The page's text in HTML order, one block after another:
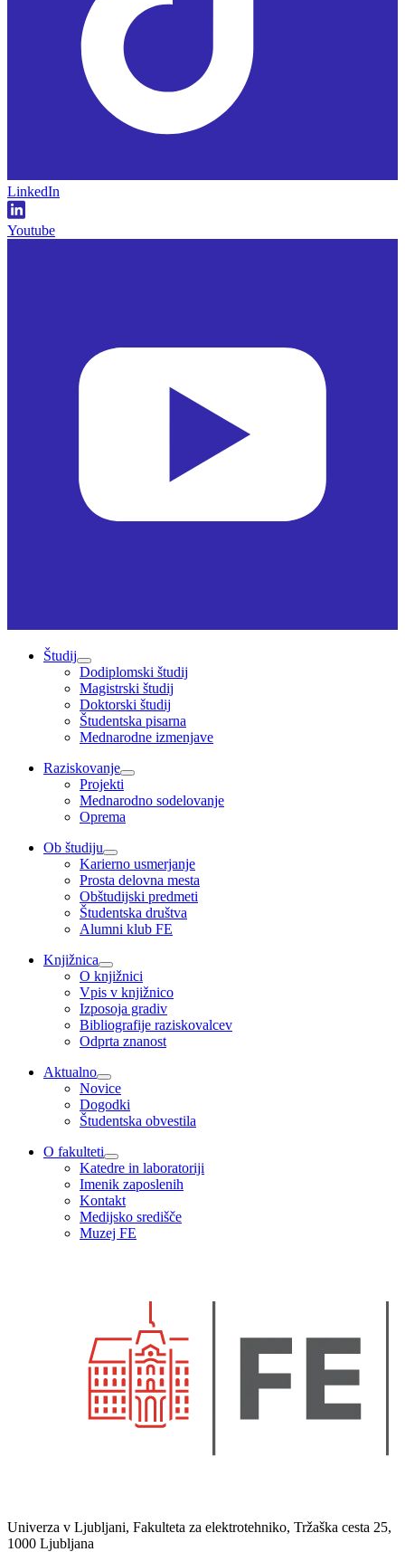
LinkedIn
Youtube
Študij
Dodiplomski študij
Magistrski študij
Doktorski študij
Študentska pisarna
Mednarodne izmenjave
Raziskovanje
Projekti
Mednarodno sodelovanje
Oprema
Ob študiju
Karierno usmerjanje
Prosta delovna mesta
Obštudijski predmeti
Študentska društva
Alumni klub FE
Knjižnica
O knjižnici
Vpis v knjižnico
Izposoja gradiv
Bibliografije raziskovalcev
Odprta znanost
Aktualno
Novice
Dogodki
Študentska obvestila
O fakulteti
Katedre in laboratoriji
Imenik zaposlenih
Kontakt
Medijsko središče
Muzej FE
Univerza v Ljubljani, Fakulteta za elektrotehniko, Tržaška cesta 25,
1000 Ljubljana